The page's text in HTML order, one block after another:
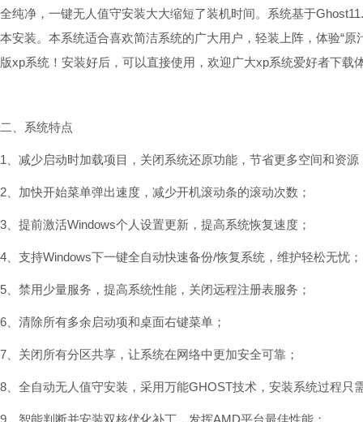
全纯净，一键无人值守安装大大缩短了装机时间。系统基于
本安装。本系统适合喜欢简洁系统的广大用户，轻装上阵，体验“
版xp系统！安装好后，可以直接使用，欢迎广大xp系统爱好者下载
二、系统特点
1、减少启动时加载项目，关闭系统还原功能，节省更多空间和资源
2、加快开始菜单弹出速度，减少开机滚动条的滚动次数；
3、提前激活Windows个人设置更新，提高系统恢复速度；
4、支持Windows下一键全自动快速备份/恢复系统，维护轻松无忧；
5、禁用少量服务，提高系统性能，关闭远程注册表服务；
6、清除所有多余启动项和桌面右键菜单；
7、关闭所有分区共享，让系统在网络中更加安全可靠；
8、全自动无人值守安装，采用万能GHOST技术，安装系统过程只
9、智能判断并安装双核优化补丁，发挥AMD平台最佳性能；